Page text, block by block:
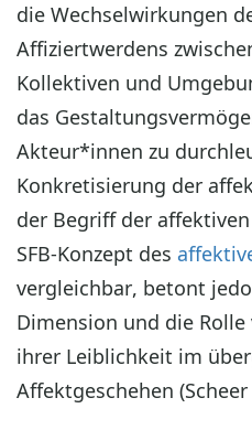
die Wechselwirkungen
Affiziertwerdens
Kollektiven und
das
Akteur*innen zu
Konkretisierung der
der Begriff der
SFB-Konzept des
vergleichbar, betont
Dimension und die
ihrer Leiblichkeit im
Affektgeschehen (Scheer